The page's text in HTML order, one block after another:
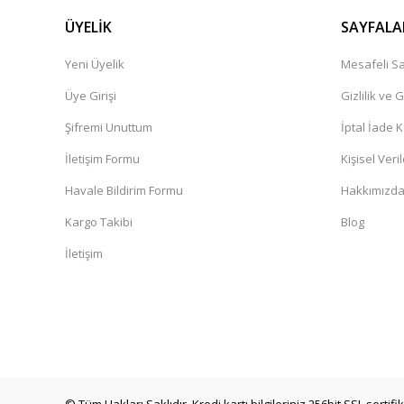
ÜYELİK
Yeni Üyelik
Üye Girişi
Şifremi Unuttum
İletişim Formu
Havale Bildirim Formu
Kargo Takibi
İletişim
Mesafeli
Gizlilik ve
İptal İade
Kişisel
Hakkımızda
Blog